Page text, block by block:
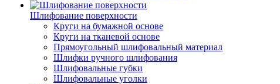
Шлифование поверхности
Круги на бумажной основе
Круги на тканевой основе
Прямоугольный шлифовальный материал
Шлифки ручного шлифования
Шлифовальные губки
Шлифовальные уголки